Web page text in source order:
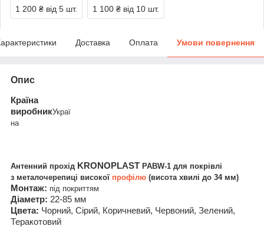
1 200 ₴ від 5 шт. 1 100 ₴ від 10 шт.
Доставка Оплата Умови повернення
Опис
Країна
виробникУкраї
на
Антенний прохід KRONOPLAST PABW-1 для покрівлі
з металочерепиці високої профілю (висота хвилі до 34 мм)
Монтаж: під покриттям
Діаметр: 22-85 мм
Цвета: Чорний, Сірий, Коричневий, Червоний, Зелений,
Теракотовий